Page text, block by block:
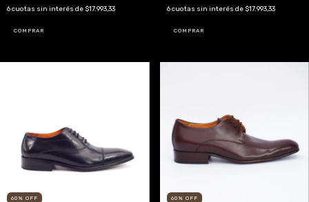
6cuotas sin interés de $17.993,33
COMPRAR
6 cuotas sin interés de $17.993,33
COMPRAR
60 % OFF 60 % OFF